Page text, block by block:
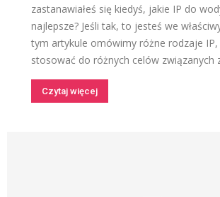
zastanawiałeś się kiedyś, jakie IP do
najlepsze? Jeśli tak, to jesteś we
tym artykule omówimy różne rodzaje
stosować do różnych celów związanych
Czytaj więcej